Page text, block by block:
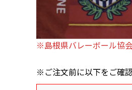
※島根県バレーボール協
※ご注文前に以下をご確